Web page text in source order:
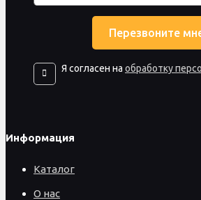
Я согласен на обработку
Информация
Каталог
О нас